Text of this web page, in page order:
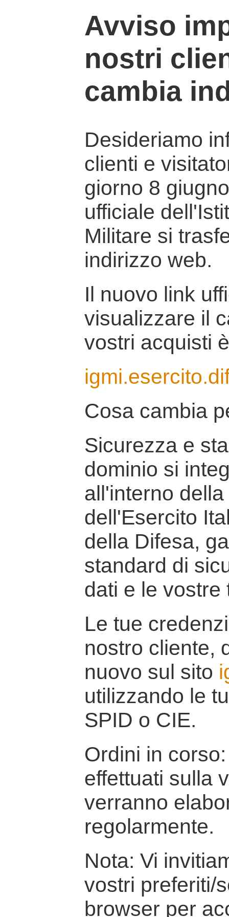
Avviso
nostri
cambia
Desideriamo
clienti e
giorno 8
ufficiale
Militare si
indirizzo web.
Il nuovo link
visualizzare il
vostri acquisti
Cosa cambia
Sicurezza e
dominio si
all'interno
dell'Esercito
della Difesa,
standard di
dati e le vostre
Le tue
nostro cliente,
nuovo sul sito
utilizzando le
SPID o CIE.
Ordini in
effettuati sulla
verranno
regolarmente.
Nota: Vi
vostri preferiti/
browser per